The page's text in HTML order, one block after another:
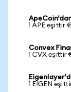
1 APE eşittir
Convex
1 CVX eşittir
1 EIGEN